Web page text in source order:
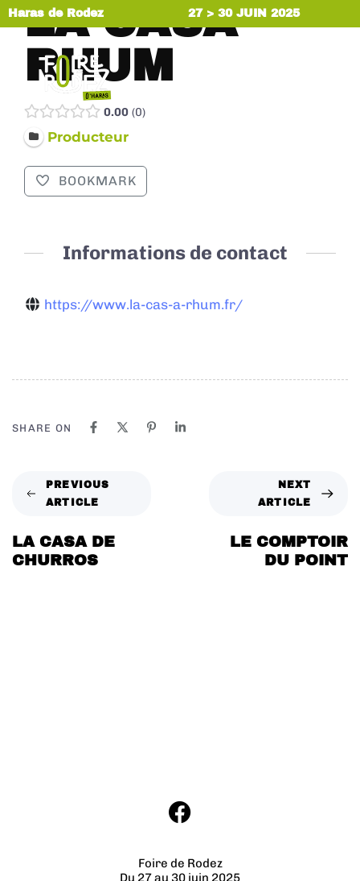
Haras de Rodez 27 > 30 JUIN 2025
LA CASA
RHUM
0.00 0
Producteur
BOOKMARK
Informations de contact
https://www.la-cas-a-rhum.fr/
SHARE ON
PREVIOUS
ARTICLE
LA CASA DE
CHURROS
NEXT
ARTICLE
LE COMPTOIR
DU POINT
Foire de Rodez
Du 27 au 30 juin 2025